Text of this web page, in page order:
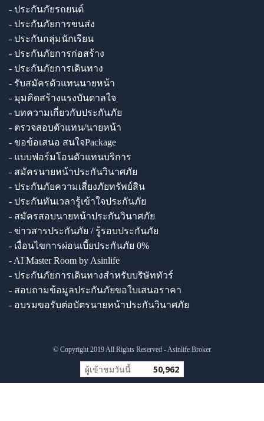
- ประกันภัยรถยนต์
- ประกันภัยการขนส่ง
- ประกันกลุ่มนักเรียน
- ประกันภัยการก่อสร้าง
- ประกันภัยการเดินทาง
- รับสมัครตัวแทนนายหน้า
- มุมคิดสร้างแรงบันดาลใจ
- บทความเกี่ยวกับประกันภัย
- ตรวจสอบตัวแทน/นายหน้า
- ขอข้อเสนอ สนใจPackage
- แบบฟอร์มโอนตัวแทนบริการ
- สมัครนายหน้าประกันวินาศภัย
- ประกันภัยความเสี่ยงภัยทรัพย์สิน
- ประกันทันเวลารู้เข้าใจประกันภัย
- สมัครสอบนายหน้าประกันวินาศภัย
- ข่าวสารประกันภัย / รู้รอบประกันภัย
- เงื่อนไขการผ่อนเบี้ยประกันภัย 0%
- AI Master Room by Asinlife
- ประกันภัยการเดินทางสำหรับบริษัททัวร์
- สอบถามข้อมูลประกันภัยขอใบเสนอราคา
- อบรมขอรับต่อบัตรนายหน้าประกันวินาศภัย
© Copyright 2019 All Rights Reserved - Asinlife Broker
ผู้เข้าชมวันนี้ 50,962